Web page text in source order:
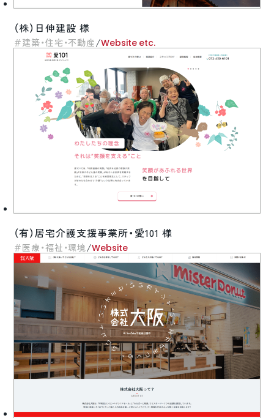
（株）日伸建設 様
建築・住宅・不動産 /Website etc.
（有）居宅介護支援事業所・愛101 様
医療・福祉・環境 /Website